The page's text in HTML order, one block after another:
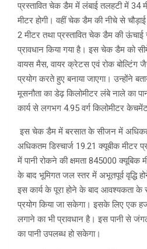
प्रस्तावित चेक डैम में लंबाई तलहटी में 34
मीटर होगी। वहीं चेक डैम की नीचे से
2 मीटर तथा प्रस्तावित चेक डैम की
प्रावधान किया गया है। इस चेक डैम को
वायस मैस, वायर क्रेटस एवं रोक बोल्टिंग
प्रयोग करते हुए बनाया जाएगा। उन्होंने
मूसनौता का डेढ़ किलोमीटर लंबे नाले का
कार्य से लगभग 4.95 वर्ग किलोमीटर केचमेंट
इस चेक डैम में बरसात के सीजन में
अधिकतम डिस्चार्ज 19.21 क्यूबीक मीटर
में पानी रोकने की क्षमता 845000 क्यूबिक
के बाद भूमिगत जल स्तर में अभूतपूर्व वृद्धि
इस कार्य के पूरा होने के बाद आवश्यकता के
प्रयोग किया जा सकेगा। इसके लिए एक
लगाने का भी प्रावधान है। इस पानी से
का पानी उपलब्ध हो सकेगा।